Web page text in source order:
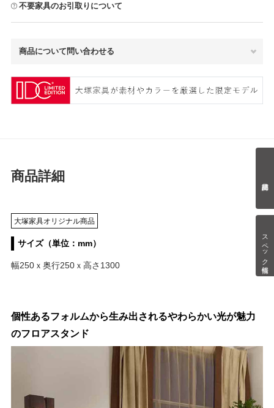
スペック情報
不要家具のお引取りについて
商品について問い合わせる
商品詳細
大塚家具オリジナル商品
サイズ（単位：mm）
幅250ｘ奥行250ｘ高さ1300
個性あるフォルムから生み出されるやわらかい光が魅力
のフロアスタンド